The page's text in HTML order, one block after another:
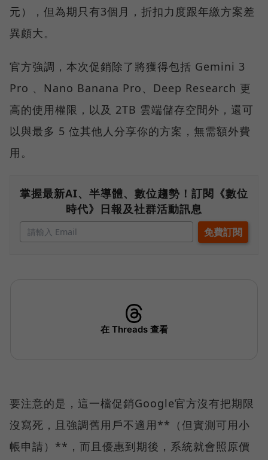
元），但為期只有3個月，折扣力度跟年繳方案差
異頗大。
官方強調，本次促銷除了將獲得包括 Gemini 3
Pro 、Nano Banana Pro、Deep Research 更
高的使用權限，以及 2TB 雲端儲存空間外，還可
以與最多 5 位其他人分享你的方案，無需額外費
用。
掌握最新AI、半導體、數位趨勢！訂閱《數位
時代》日報及社群活動訊息
要注意的是，這一檔促銷Google官方沒有把期限
沒寫死，且強調舊用戶不適用**（但實測可用小
帳申請）**，而且優惠到期後，系統就會照原價